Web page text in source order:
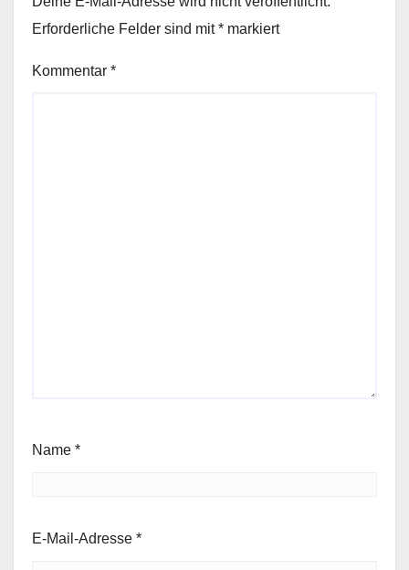
Erforderliche Felder sind mit* markiert
Kommentar *
Name *
E-Mail-Adresse *